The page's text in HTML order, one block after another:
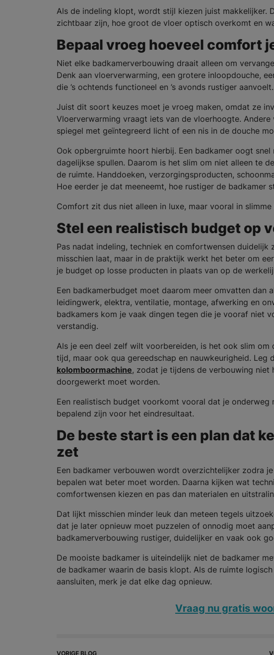
Als de indeling klopt, wordt stijl kiezen juist makkelijker.
zichtbaar zijn, hoe groot de vloer optisch overkomt en
Bepaal vroeg hoeveel comfort
Niet elke badkamerverbouwing draait alleen om
Denk aan vloerverwarming, een grotere inloopdouche,
die ’s ochtends functioneel en ’s avonds rustiger aanvoelt.
Juist dit soort keuzes moet je vroeg maken, omdat ze
Vloerverwarming vraagt iets van de vloerhoogte.
spiegel met geïntegreerd licht of een nis in de douche
Ook opbergruimte hoort hierbij. Een badkamer oogt
dagelijkse spullen. Daarom is het slim om niet alleen te
de ruimte. Handdoeken, verzorgingsproducten,
Hoe eerder je dat meeneemt, hoe rustiger de badkamer
Comfort zit dus niet alleen in luxe, maar vooral in
Stel een realistisch budget op
Pas nadat indeling, techniek en comfortwensen
misschien laat, maar in de praktijk werkt het beter om
je budget op losse producten in plaats van op de
Een badkamerbudget moet daarom meer omvatten dan
leidingwerk, elektra, ventilatie, montage, afwerking en
badkamers kom je vaak dingen tegen die je vooraf niet
verstandig.
Als je een deel zelf wilt voorbereiden, is het ook slim
tijd, maar ook qua gereedschap en nauwkeurigheid.
kolomboormachine, zodat je tijdens de verbouwing
doorgewerkt moet worden.
Een realistisch budget voorkomt vooral dat je
bepalend zijn voor het eindresultaat.
De beste start is een plan dat
zet
Een badkamer verbouwen wordt overzichtelijker zodra
bepalen wat beter moet worden. Daarna kijken wat
comfortwensen kiezen en pas dan materialen en
Dat lijkt misschien minder leuk dan meteen tegels
dat je later opnieuw moet puzzelen of onnodig moet
badkamerverbouwing rustiger, duidelijker en vaak ook
De mooiste badkamer is uiteindelijk niet de badkamer
de badkamer waarin de basis klopt. Als de ruimte
aansluiten, merk je dat elke dag opnieuw.
Vraag nu gratis
VORIGE BLOG